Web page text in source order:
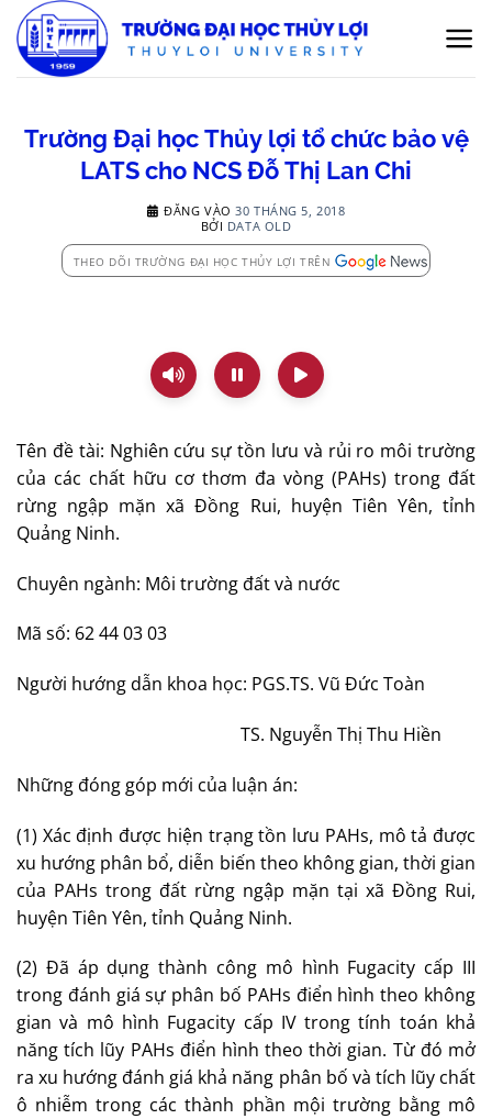
qua
nội
Trường Đại học Thủy lợi tổ chức bảo vệ
LATS cho NCS Đỗ Thị Lan Chi
ĐĂNG VÀO30 THÁNG 5, 2018
BỞI DATA OLD
THEO DÕI TRƯỜNG ĐẠI HỌC THỦY LỢI TRÊN
Tên đề tài: Nghiên cứu sự tồn lưu và rủi ro môi trường
của các chất hữu cơ thơm đa vòng (PAHs) trong đất
rừng ngập mặn xã Đồng Rui, huyện Tiên Yên, tỉnh
Quảng Ninh.
Chuyên ngành: Môi trường đất và nước
Mã số: 62 44 03 03
Người hướng dẫn khoa học: PGS.TS. Vũ Đức Toàn
TS. Nguyễn Thị Thu Hiền
Những đóng góp mới của luận án:
(1) Xác định được hiện trạng tồn lưu PAHs, mô tả được
xu hướng phân bổ, diễn biến theo không gian, thời gian
của PAHs trong đất rừng ngập mặn tại xã Đồng Rui,
huyện Tiên Yên, tỉnh Quảng Ninh.
(2) Đã áp dụng thành công mô hình Fugacity cấp III
trong đánh giá sự phân bố PAHs điển hình theo không
gian và mô hình Fugacity cấp IV trong tính toán khả
năng tích lũy PAHs điển hình theo thời gian. Từ đó mở
ra xu hướng đánh giá khả năng phân bố và tích lũy chất
ô nhiễm trong các thành phần mội trường bằng mô